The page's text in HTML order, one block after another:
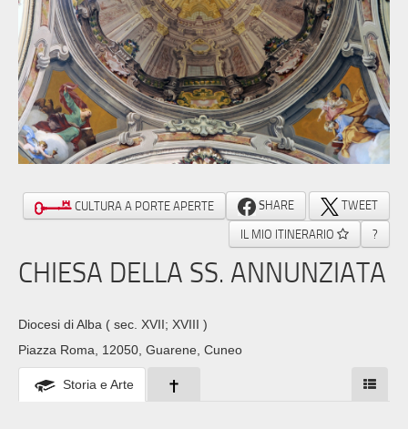
CULTURA A PORTE APERTE SHARE
TWEET
IL MIO ITINERARIO
?
CHIESA DELLA SS. ANNUNZIATA
Diocesi di Alba ( sec. XVII; XVIII )
Piazza Roma, 12050, Guarene, Cuneo
Storia e Arte